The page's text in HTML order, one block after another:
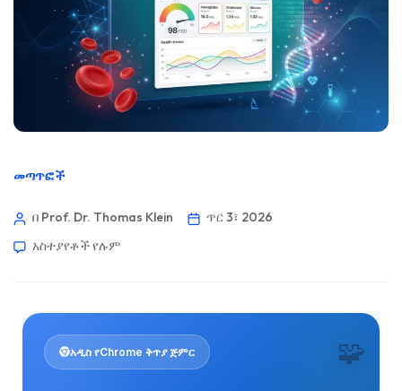
መጣጥፎች
በ Prof. Dr. Thomas Klein
ጥር 3፣ 2026
አስተያየቶች የሉም
🧩
አዲስ የChrome ቅጥያ ጅምር